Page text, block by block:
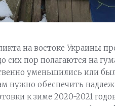
на востоке Украины
сих пор полагаются на
уменьшились или
нужно обеспечить
к зиме 2020-2021